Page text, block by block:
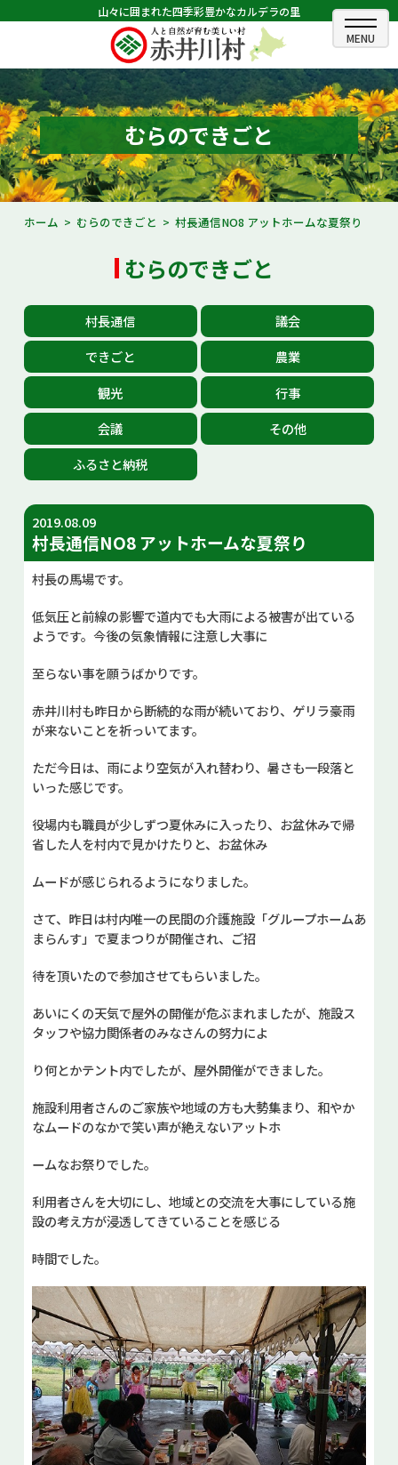
山々に囲まれた四季彩豊かなカルデラの里
ホーム
むらのできごと
むらのプロフィール
くらしの情報
観光・イベント情報
あかいがわ広報
お問い合せ
Select Language
むらのできごと
ホーム むらのできごと 村長通信NO8 アットホームな夏祭り
むらのできごと
村長通信
議会
できごと
農業
観光
行事
会議
その他
ふるさと納税
2019.08.09
村長通信NO8 アットホームな夏祭り
村長の馬場です。
低気圧と前線の影響で道内でも大雨による被害が出ている
ようです。今後の気象情報に注意し大事に
至らない事を願うばかりです。
赤井川村も昨日から断続的な雨が続いており、ゲリラ豪雨
が来ないことを祈っいてます。
ただ今日は、雨により空気が入れ替わり、暑さも一段落と
いった感じです。
役場内も職員が少しずつ夏休みに入ったり、お盆休みで帰
省した人を村内で見かけたりと、お盆休み
ムードが感じられるようになりました。
さて、昨日は村内唯一の民間の介護施設「グループホームあ
まらんす」で夏まつりが開催され、ご招
待を頂いたので参加させてもらいました。
あいにくの天気で屋外の開催が危ぶまれましたが、施設ス
タッフや協力関係者のみなさんの努力によ
り何とかテント内でしたが、屋外開催ができました。
施設利用者さんのご家族や地域の方も大勢集まり、和やか
なムードのなかで笑い声が絶えないアットホ
ームなお祭りでした。
利用者さんを大切にし、地域との交流を大事にしている施
設の考え方が浸透してきていることを感じる
時間でした。